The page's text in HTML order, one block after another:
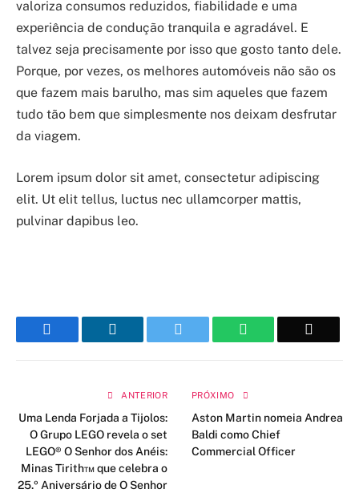
valoriza consumos reduzidos, fiabilidade e uma
experiência de condução tranquila e agradável. E
talvez seja precisamente por isso que gosto tanto dele.
Porque, por vezes, os melhores automóveis não são os
que fazem mais barulho, mas sim aqueles que fazem
tudo tão bem que simplesmente nos deixam desfrutar
da viagem.
Lorem ipsum dolor sit amet, consectetur adipiscing
elit. Ut elit tellus, luctus nec ullamcorper mattis,
pulvinar dapibus leo.
WhatsApp
ANTERIOR
Uma Lenda Forjada a Tijolos:
O Grupo LEGO revela o set
LEGO® O Senhor dos Anéis:
Minas Tirith™ que celebra o
25.º Aniversário de O Senhor
PRÓXIMO
Aston Martin nomeia Andrea
Baldi como Chief
Commercial Officer